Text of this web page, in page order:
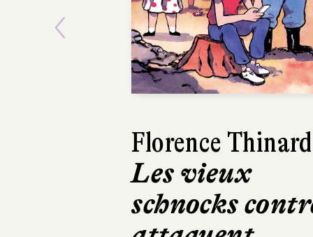
Harry Gruyaert
Je vois rouge
Hélium
32 pages, 21,90 €
Previous